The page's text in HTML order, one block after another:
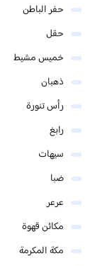
حفر الباطن
حقل
خميس مشيط
ذهبان
رأس تنورة
رابغ
سيهات
ضبا
عرعر
مكائن قهوة
مكة المكرمة